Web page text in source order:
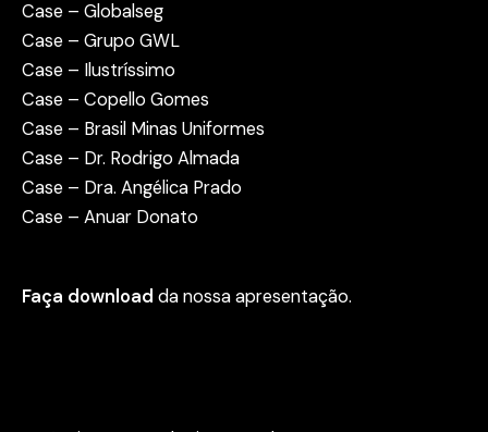
Case – Globalseg
Case – Grupo GWL
Case – Ilustríssimo
Case – Copello Gomes
Case – Brasil Minas Uniformes
Case – Dr. Rodrigo Almada
Case – Dra. Angélica Prado
Case – Anuar Donato
Faça download da nossa apresentação.